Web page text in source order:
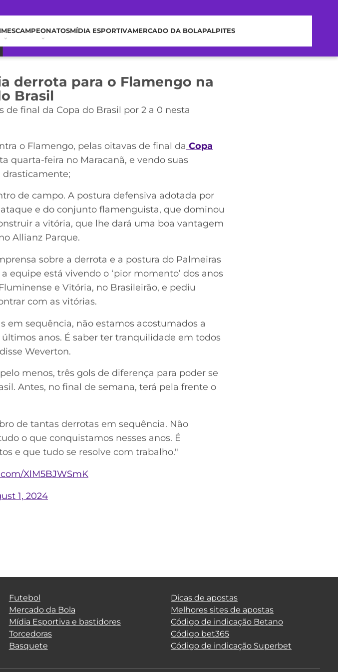
CAMPEONATOSMÍDIA ESPORTIVAMERCADO DA BOLAPALPITES
derrota para o Flamengo na
Brasil
final da Copa do Brasil por 2 a 0 nesta
o Flamengo, pelas oitavas de final da Copa
quarta-feira no Maracanã, e vendo suas
drasticamente;
de campo. A postura defensiva adotada por
e do conjunto flamenguista, que dominou
a vitória, que lhe dará uma boa vantagem
Allianz Parque.
sobre a derrota e a postura do Palmeiras
equipe está vivendo o ‘pior momento’ dos anos
e Vitória, no Brasileirão, e pediu
com as vitórias.
em sequência, não estamos acostumados a
anos. É saber ter tranquilidade em todos
Weverton.
menos, três gols de diferença para poder se
Antes, no final de semana, terá pela frente o
de tantas derrotas em sequência. Não
o que conquistamos nesses anos. É
e que tudo se resolve com trabalho."
XlM5BJWSmK
1, 2024
Futebol
Mercado da Bola
Mídia Esportiva e bastidores
Torcedoras
Basquete
Dicas de apostas
Melhores sites de apostas
Código de indicação Betano
Código bet365
Código de indicação Superbet